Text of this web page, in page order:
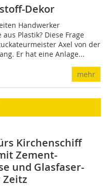
Dekor
Handwerker
Plastik? Diese Frage
Axel von der
Er hat eine Anlage...
mehr
Kirchenschiff
Zement-
und Glasfaser-